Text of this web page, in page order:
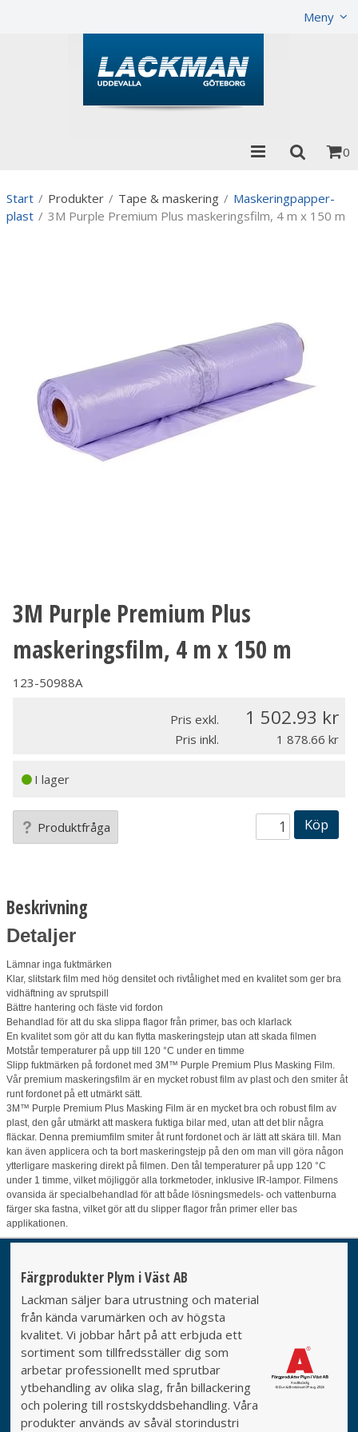
Meny
0
Start / Produkter / Tape & maskering / Maskeringpapper-
plast / 3M Purple Premium Plus maskeringsfilm, 4 m x 150 m
3M Purple Premium Plus
maskeringsfilm, 4 m x 150 m
123-50988A
Pris exkl. 1 502.93
Pris inkl. 1 878.66
I lager
Produktfråga Köp
Beskrivning
Detaljer
Lämnar inga fuktmärken
Klar, slitstark film med hög densitet och rivtålighet med en kvalitet som ger bra
vidhäftning av sprutspill
Bättre hantering och fäste vid fordon
Behandlad för att du ska slippa flagor från primer, bas och klarlack
En kvalitet som gör att du kan flytta maskeringstejp utan att skada filmen
Motstår temperaturer på upp till 120 °C under en timme
Slipp fuktmärken på fordonet med 3M™ Purple Premium Plus Masking Film.
Vår premium maskeringsfilm är en mycket robust film av plast och den smiter åt
runt fordonet på ett utmärkt sätt.
3M™ Purple Premium Plus Masking Film är en mycket bra och robust film av
plast, den går utmärkt att maskera fuktiga bilar med, utan att det blir några
fläckar. Denna premiumfilm smiter åt runt fordonet och är lätt att skära till. Man
kan även applicera och ta bort maskeringstejp på den om man vill göra någon
ytterligare maskering direkt på filmen. Den tål temperaturer på upp 120 °C
under 1 timme, vilket möjliggör alla torkmetoder, inklusive IR-lampor. Filmens
ovansida är specialbehandlad för att både lösningsmedels- och vattenburna
färger ska fastna, vilket gör att du slipper flagor från primer eller bas
applikationen.
Färgprodukter Plym i Väst AB
Lackman säljer bara utrustning och material
från kända varumärken och av högsta
kvalitet. Vi jobbar hårt på att erbjuda ett
sortiment som tillfredsställer dig som
arbetar professionellt med sprutbar
ytbehandling av olika slag, från billackering
och polering till rostskyddsbehandling. Våra
produkter används av såväl storindustri